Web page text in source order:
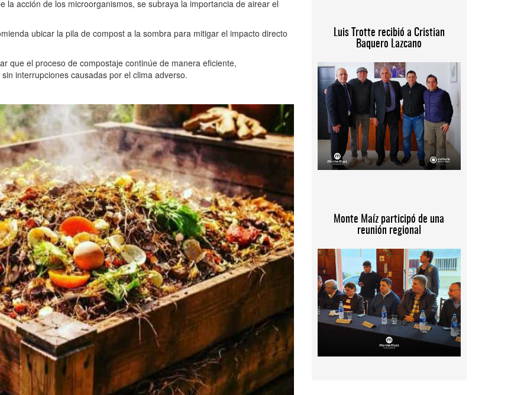
la acción de los microorganismos, se subraya la importancia de airear el
ubicar la pila de compost a la sombra para mitigar el impacto directo
que el proceso de compostaje continúe de manera eficiente,
interrupciones causadas por el clima adverso.
Luis Trotte recibió a Cristian
Baquero Lazcano
Monte Maíz participó de una
reunión regional